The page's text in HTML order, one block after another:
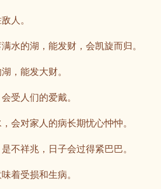
人。
的湖，能发财，会凯旋而归。
能发大财。
人们的爱戴。
对家人的病长期忧心忡忡。
祥兆，日子会过得紧巴巴。
受损和生病。